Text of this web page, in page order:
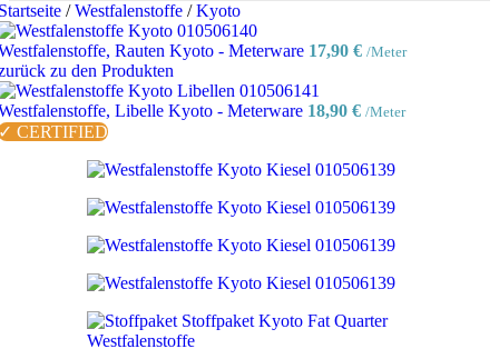
/ Westfalenstoffe / Kyoto
Rauten Kyoto - Meterware 17,90 € /Meter
zu den Produkten
Libelle Kyoto - Meterware 18,90 € /Meter
CERTIFIED